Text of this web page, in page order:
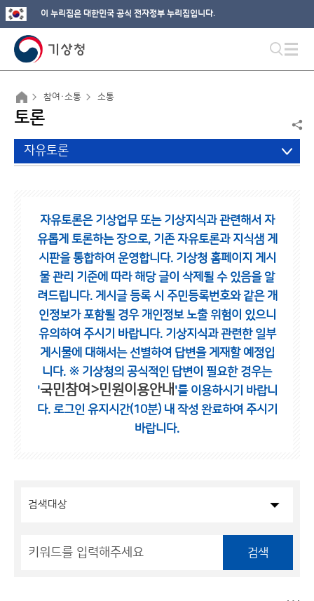
이 누리집은 대한민국 공식 전자정부 누리집입니다.
참여·소통 소통
토론
자유토론
자유토론은 기상업무 또는 기상지식과 관련해서 자
유롭게 토론하는 장으로, 기존 자유토론과 지식샘 게
시판을 통합하여 운영합니다. 기상청 홈페이지 게시
물 관리 기준에 따라 해당 글이 삭제될 수 있음을 알
려드립니다. 게시글 등록 시 주민등록번호와 같은 개
인정보가 포함될 경우 개인정보 노출 위험이 있으니
유의하여 주시기 바랍니다. 기상지식과 관련한 일부
게시물에 대해서는 선별하여 답변을 게재할 예정입
니다. ※ 기상청의 공식적인 답변이 필요한 경우는
'국민참여>민원이용안내 '를 이용하시기 바랍니
다. 로그인 유지시간(10분) 내 작성 완료하여 주시기
바랍니다.
검색